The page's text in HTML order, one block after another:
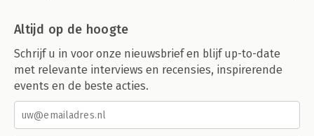
Altijd op de hoogte
Schrijf u in voor onze nieuwsbrief en blijf up-to-date
met relevante interviews en recensies, inspirerende
events en de beste acties.